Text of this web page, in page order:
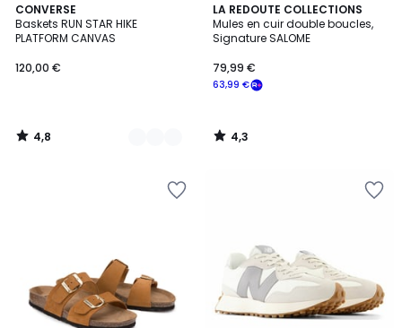
CONVERSE
Baskets RUN STAR HIKE
PLATFORM CANVAS
120,00 €
4,8
/ 5
2
Couleurs
4,8
/
LA REDOUTE COLLECTIONS
Mules en cuir double boucles,
Signature SALOME
63,99 €
79,99 €
4,3
/ 5
4,3
/